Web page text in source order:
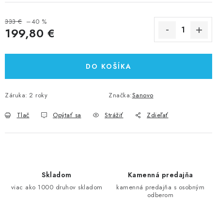
333 € –40 %
199,80 €
DO KOŠÍKA
Záruka: 2 roky Značka:Sanovo
Tlač Opýtať sa Strážiť Zdieľať
Skladom
viac ako 1000 druhov skladom
Kamenná predajňa
kamenná predajňa s osobným
odberom